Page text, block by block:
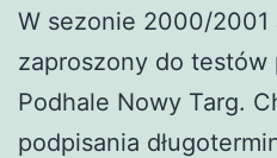
W sezonie 2000/2001
zaproszony do
Podhale Nowy Targ.
podpisania